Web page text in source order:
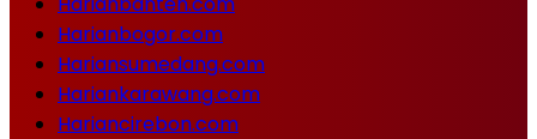
Harianbogor.com
Hariansumedang.com
Hariankarawang.com
Hariancirebon.com